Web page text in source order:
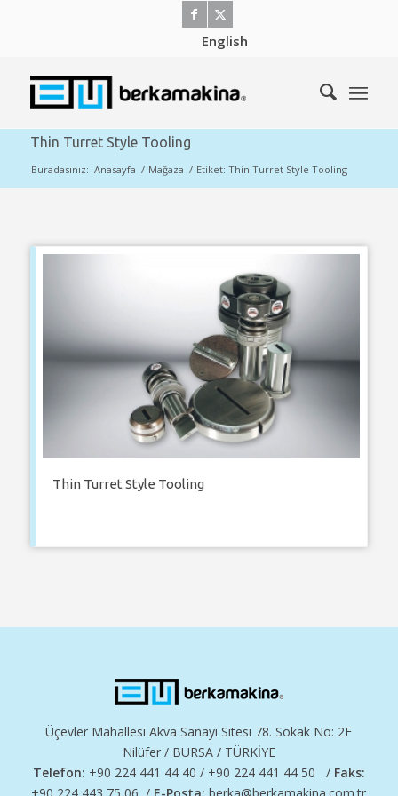
English
Thin Turret Style Tooling
Buradasınız: Anasayfa / Mağaza / Etiket: Thin Turret Style Tooling
Thin Turret Style Tooling
Üçevler Mahallesi Akva Sanayi Sitesi 78. Sokak No: 2F
Nilüfer / BURSA / TÜRKİYE
Telefon: +90 224 441 44 40 / +90 224 441 44 50 / Faks: